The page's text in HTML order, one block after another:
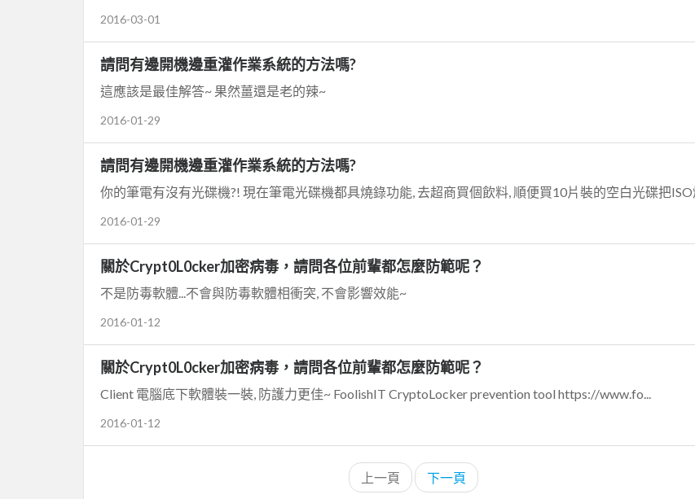
2016-03-01
請問有邊開機邊重灌作業系統的方法嗎?
這應該是最佳解答~ 果然薑還是老的辣~
2016-01-29
請問有邊開機邊重灌作業系統的方法嗎?
2016-01-29
關於Crypt0L0cker加密病毒，請問各位前輩都怎麼防範呢？
不是防毒軟體...不會與防毒軟體相衝突, 不會影響效能~
2016-01-12
關於Crypt0L0cker加密病毒，請問各位前輩都怎麼防範呢？
Client 電腦底下軟體裝一裝, 防護力更佳~ FoolishIT CryptoLocker prevention tool https://www.fo...
2016-01-12
上一頁 下一頁